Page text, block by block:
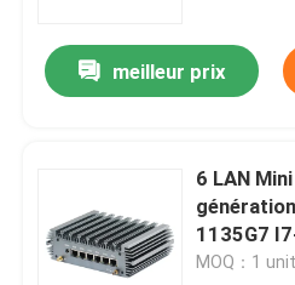
meilleur prix
6 LAN
1135G7
MOQ：1